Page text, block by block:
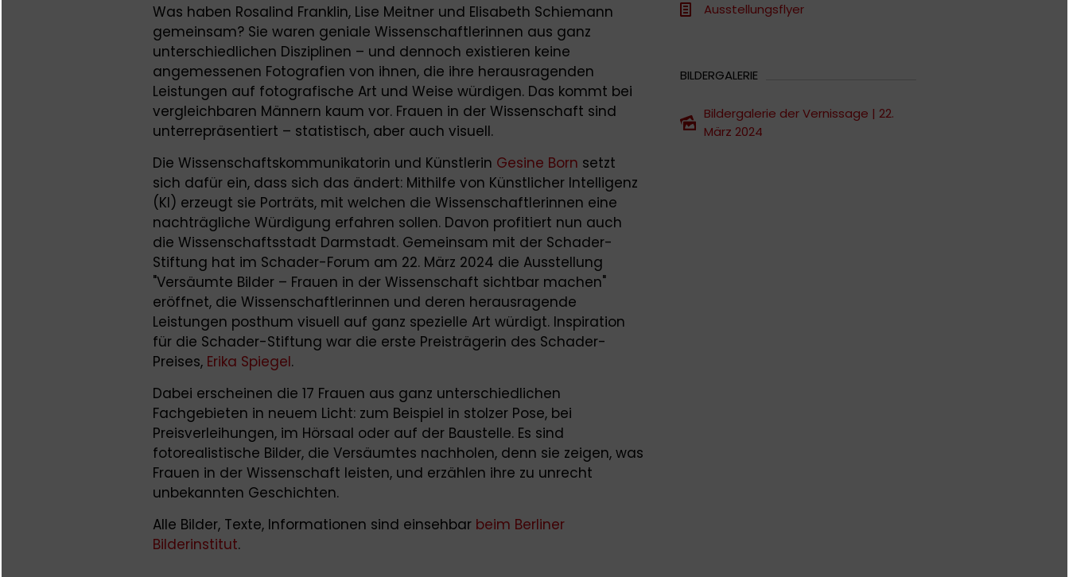
Was haben Rosalind Franklin, Lise Meitner und Elisabeth Schiemann
gemeinsam? Sie waren geniale Wissenschaftlerinnen aus ganz
unterschiedlichen Disziplinen – und dennoch existieren keine
angemessenen Fotografien von ihnen, die ihre herausragenden
Leistungen auf fotografische Art und Weise würdigen. Das kommt bei
vergleichbaren Männern kaum vor. Frauen in der Wissenschaft sind
unterrepräsentiert – statistisch, aber auch visuell.
Die Wissenschaftskommunikatorin und Künstlerin Gesine Born setzt
sich dafür ein, dass sich das ändert: Mithilfe von Künstlicher Intelligenz
(KI) erzeugt sie Porträts, mit welchen die Wissenschaftlerinnen eine
nachträgliche Würdigung erfahren sollen. Davon profitiert nun auch
die Wissenschaftsstadt Darmstadt. Gemeinsam mit der Schader-
Stiftung hat im Schader-Forum am 22. März 2024 die Ausstellung
"Versäumte Bilder – Frauen in der Wissenschaft sichtbar machen"
eröffnet, die Wissenschaftlerinnen und deren herausragende
Leistungen posthum visuell auf ganz spezielle Art würdigt. Inspiration
für die Schader-Stiftung war die erste Preisträgerin des Schader-
Preises, Erika Spiegel.
Dabei erscheinen die 17 Frauen aus ganz unterschiedlichen
Fachgebieten in neuem Licht: zum Beispiel in stolzer Pose, bei
Preisverleihungen, im Hörsaal oder auf der Baustelle. Es sind
fotorealistische Bilder, die Versäumtes nachholen, denn sie zeigen, was
Frauen in der Wissenschaft leisten, und erzählen ihre zu unrecht
unbekannten Geschichten.
Alle Bilder, Texte, Informationen sind einsehbar beim Berliner
Bilderinstitut.
Ausstellungsflyer
BILDERGALERIE
Bildergalerie der Vernissage | 22.
März 2024